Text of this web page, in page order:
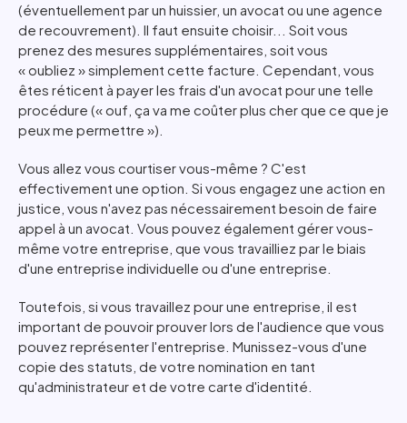
(éventuellement par un huissier, un avocat ou une agence
de recouvrement). Il faut ensuite choisir... Soit vous
prenez des mesures supplémentaires, soit vous
« oubliez » simplement cette facture. Cependant, vous
êtes réticent à payer les frais d'un avocat pour une telle
procédure (« ouf, ça va me coûter plus cher que ce que je
peux me permettre »).
Vous allez vous courtiser vous-même ? C'est
effectivement une option. Si vous engagez une action en
justice, vous n'avez pas nécessairement besoin de faire
appel à un avocat. Vous pouvez également gérer vous-
même votre entreprise, que vous travailliez par le biais
d'une entreprise individuelle ou d'une entreprise.
Toutefois, si vous travaillez pour une entreprise, il est
important de pouvoir prouver lors de l'audience que vous
pouvez représenter l'entreprise. Munissez-vous d'une
copie des statuts, de votre nomination en tant
qu'administrateur et de votre carte d'identité.